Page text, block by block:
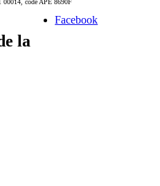
00014, code APE 8690F
la
Facebook